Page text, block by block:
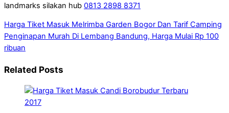
landmarks silakan hub 0813 2898 8371
Harga Tiket Masuk Melrimba Garden Bogor Dan Tarif Camping
Penginapan Murah Di Lembang Bandung, Harga Mulai Rp 100
ribuan
Related Posts